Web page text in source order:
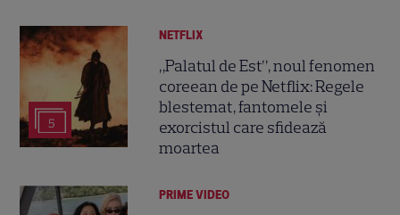
5
NETFLIX
„Palatul de Est”, noul fenomen
coreean de pe Netflix: Regele
blestemat, fantomele și
exorcistul care sfidează
moartea
PRIME VIDEO